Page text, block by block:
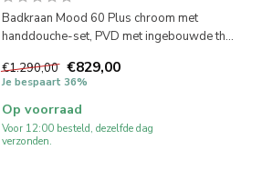
Badkraan Mood 60 Plus chroom met
handdouche-set, PVD met ingebouwde th...
€1.290,00 €829,00
Je bespaart 36%
Op voorraad
Voor 12:00 besteld, dezelfde dag
verzonden.